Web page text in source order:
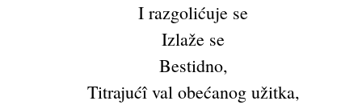
I razgolićuje se
Izlaže se
Bestidno,
Titrajućî val obećanog užitka,